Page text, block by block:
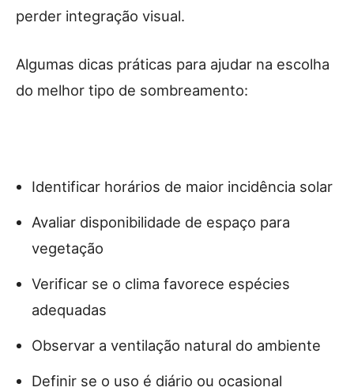
perder integração visual.
Algumas dicas práticas para ajudar na escolha
do melhor tipo de sombreamento:
Identificar horários de maior incidência solar
Avaliar disponibilidade de espaço para
vegetação
Verificar se o clima favorece espécies
adequadas
Observar a ventilação natural do ambiente
Definir se o uso é diário ou ocasional